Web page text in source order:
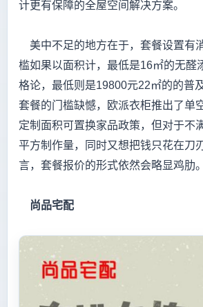
计更有保障的全屋空间解决方案。
美中不足的地方在于，套餐设置有
槛如果以面积计，最低是16㎡的无醛
格论，最低则是19800元22㎡的的普
套餐的门槛缺憾，欧派衣柜推出了单
定制面积可置换家品政策，但对于不
平方制作量，同时又想把钱只花在刀
言，套餐报价的形式依然会略显鸡肋。
尚品宅配